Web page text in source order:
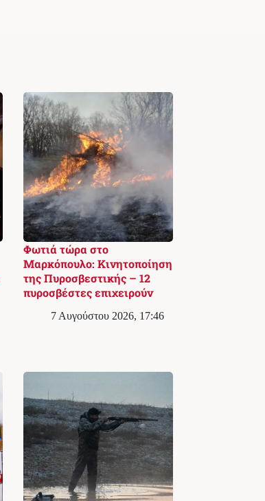
Φωτιά τώρα στο
Μαρκόπουλο: Κινητοποίηση
της Πυροσβεστικής – 12
πυροσβέστες επιχειρούν
7 Αυγούστου 2026, 17:46